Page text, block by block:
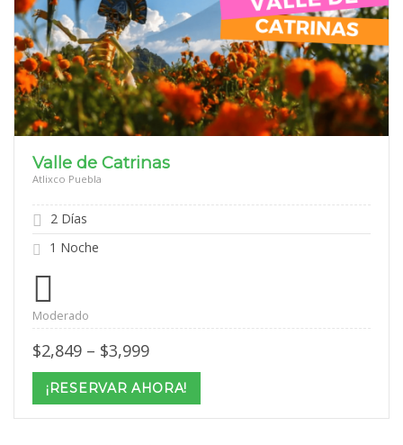
Valle de Catrinas
Atlixco Puebla
2 Días
1 Noche
Moderado
$2,849 – $3,999Price
$2,849
through
$3,999
¡RESERVAR AHORA!